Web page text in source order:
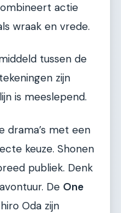
actie
wraak en vrede.
tussen de
zijn
is meeslepend.
drama’s met een
keuze. Shonen
publiek. Denk
De One
Oda zijn